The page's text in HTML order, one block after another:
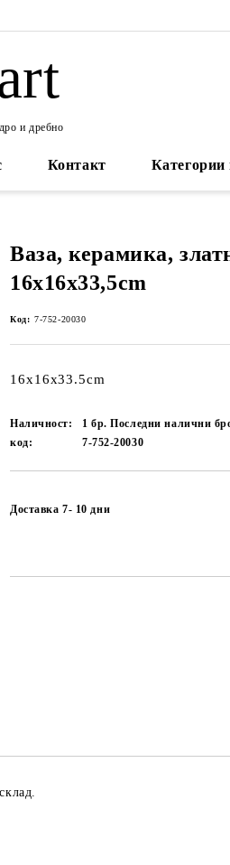
и дребно
Контакт Категории
Ваза, керамика,
16x16x33,5cm
Код: 7-752-20030
16x16x33.5cm
Наличност:
1 бр. Последни налични
код:
7-752-20030
Доставка 7- 10 дни